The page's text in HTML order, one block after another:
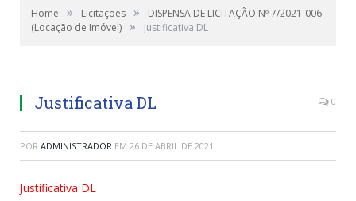
Home » Licitações »
DISPENSA DE LICITAÇÃO Nº 7/2021-006
(Locação de Imóvel) » Justificativa DL
Justificativa DL 0
POR ADMINISTRADOR EM 26 DE ABRIL DE 2021
Justificativa DL